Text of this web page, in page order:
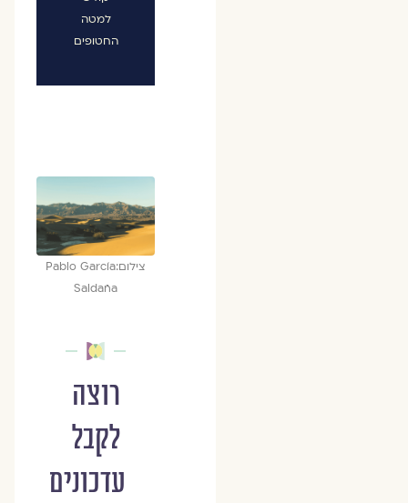
למטה
החטופים
צילום:Pablo García
Saldaña
רוצה
לקבל
עדכונים